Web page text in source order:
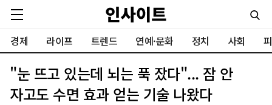
경제 라이프 트렌드 연예·문화 정치 사회
"눈 뜨고 있는데 뇌는 푹 잤다"... 잠 안
자고도 수면 효과 얻는 기술 나왔다